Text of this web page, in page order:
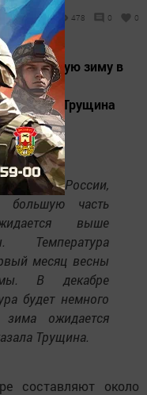
478 0 0
теплую зиму в
отдела
РТ Ирина Трущина
России,
большую часть
выше
Температура
месяц весны
В декабре
будет немного
ожидается
Трущина.
составляют около